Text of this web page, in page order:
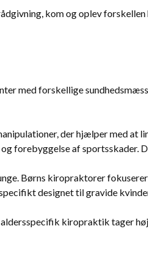
kom og oplev
med forskellige
der hjælper med at
forebyggelse af
Børns kiropraktorer
designet til gravide
kiropraktik tager